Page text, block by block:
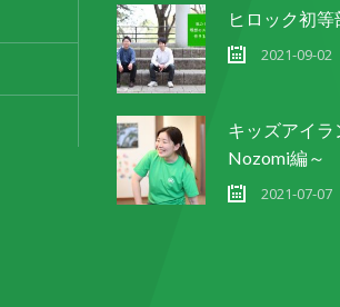
ヒロック初
2021-09-02
キッズアイラ
Nozomi編～
2021-07-07